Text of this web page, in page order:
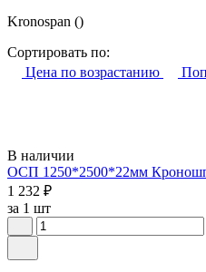
Kronospan ()
Сортировать по:
Цена по возрастанию
В наличии
ОСП 1250*2500*22мм
1 232 ₽
за 1 шт